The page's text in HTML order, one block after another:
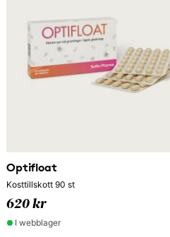
Optifloat
Kosttillskott 90 st
620 kr
I webblager